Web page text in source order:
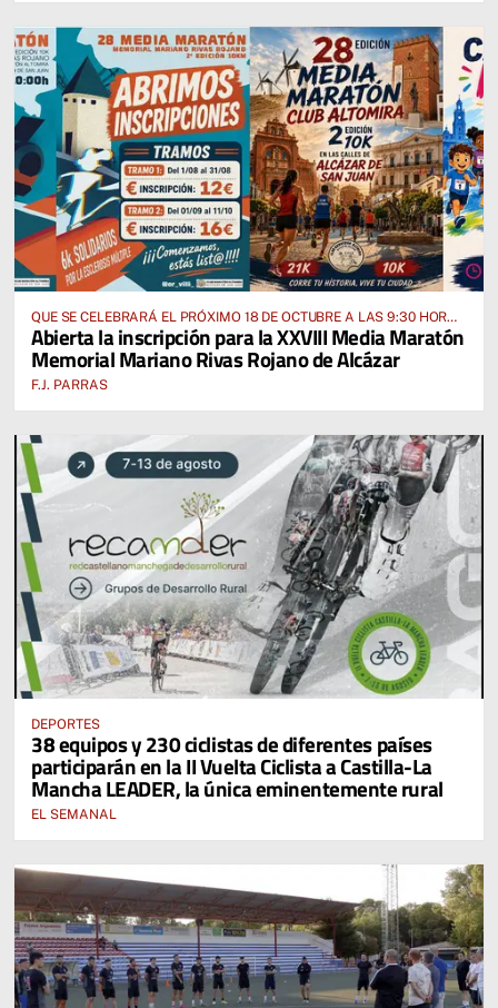
QUE SE CELEBRARÁ EL PRÓXIMO 18 DE OCTUBRE A LAS 9:30 HORAS
DESDE EL PABELLÓN VICENTE PANIAGUA
Abierta la inscripción para la XXVIII Media Maratón
Memorial Mariano Rivas Rojano de Alcázar
F.J. PARRAS
DEPORTES
38 equipos y 230 ciclistas de diferentes países
participarán en la II Vuelta Ciclista a Castilla-La
Mancha LEADER, la única eminentemente rural
EL SEMANAL